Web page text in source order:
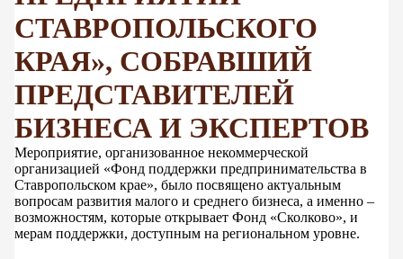
СТАВРОПОЛЬСКОГО
КРАЯ», СОБРАВШИЙ
ПРЕДСТАВИТЕЛЕЙ
БИЗНЕСА И ЭКСПЕРТОВ
Мероприятие, организованное некоммерческой
организацией «Фонд поддержки предпринимательства в
Ставропольском крае», было посвящено актуальным
вопросам развития малого и среднего бизнеса, а именно –
возможностям, которые открывает Фонд «Сколково», и
мерам поддержки, доступным на региональном уровне.